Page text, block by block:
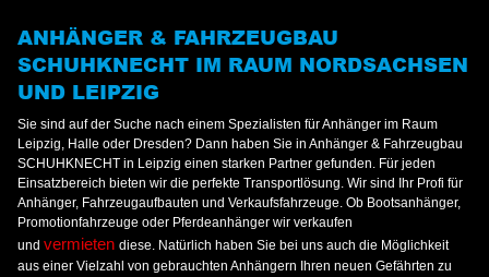
ANHÄNGER & FAHRZEUGBAU
SCHUHKNECHT IM RAUM NORDSACHSEN
UND LEIPZIG
Sie sind auf der Suche nach einem Spezialisten für Anhänger im Raum
Leipzig, Halle oder Dresden? Dann haben Sie in Anhänger & Fahrzeugbau
SCHUHKNECHT in Leipzig einen starken Partner gefunden. Für jeden
Einsatzbereich bieten wir die perfekte Transportlösung. Wir sind Ihr Profi für
Anhänger, Fahrzeugaufbauten und Verkaufsfahrzeuge. Ob Bootsanhänger,
Promotionfahrzeuge oder Pferdeanhänger wir verkaufen
und vermieten diese. Natürlich haben Sie bei uns auch die Möglichkeit
aus einer Vielzahl von gebrauchten Anhängern Ihren neuen Gefährten zu